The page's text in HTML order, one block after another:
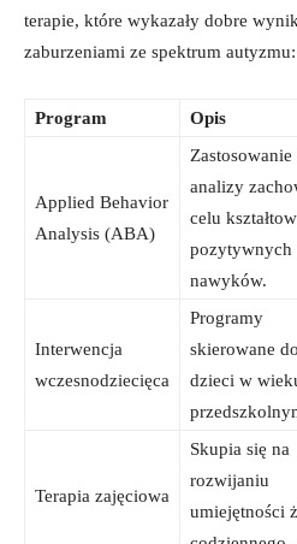
terapie, które wykazały dobre
zaburzeniami ze spektrum autyzmu:
Program Opis
Applied Behavior
Analysis (ABA)
Zastosowanie
analizy
celu
pozytywnych
nawyków.
Interwencja
wczesnodziecięca
Programy
skierowane do
dzieci w
Terapia zajęciowa
Skupia się na
rozwijaniu
umiejętności